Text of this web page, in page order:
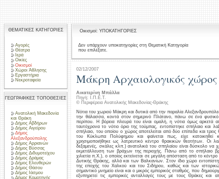
ΘΕΜΑΤΙΚΕΣ ΚΑΤΗΓΟΡΙΕΣ
Αγορές
Θέατρα
Ιερά
Οικίες
Οικισμοί
Χώροι Άθλησης
Εργαστήρια
Νεκροταφεία
ΓΕΩΓΡΑΦΙΚΕΣ ΤΟΠΟΘΕΣΙΕΣ
Ανατολική Μακεδονία
και Θράκη
Δήμος Αβδήρων
Δήμος Αιγείρου
Δήμος
Αλεξανδρούπολης
Δήμος Αρριανών
Δήμος Βύσσας
Δήμος Διδυμοτείχου
Δήμος Δράμας
Δήμος Ελευθερών
Δήμος Θάσου
Δήμος Ιάσμου
Δήμος Κομοτηνής
Οικισμοί: ΥΠΟΚΑΤΗΓΟΡΙΕΣ
Δεν υπάρχουν υποκατηγορίες στη Θεματική Κατηγορία
που επιλέξατε.
02/12/2007
Μάκρη Αρχαιολογικός χώρος
Αικατερίνη Μπάλλα
Πηγή: Ι.Π.Ε.Τ.
© Περιφέρεια Ανατολικής Μακεδονίας-Θράκης
Νότια του χωριού Μάκρη και δυτικά από την παραλία
την θάλασσα, κοντά στον σημερινό Πλάτανο, πάνω σε ένα
περίπου. Η βόρεια πλευρά του είναι ομαλή, η νότια όμως αρκετά
ταυτόχρονα το νότιο όριο της τούμπας, εντοπίστηκε σπήλαιο και
σπήλαιο, του οποίου ο χώρος αποτελείται από δύο επίπεδα και
του Κύκλωπα Πολύφημου και φαίνεται πως, είχε κατοικηθεί
χρησιμοποιήθηκε ως λατρευτικό κέντρο θρακικών θεοτήτων. Οι
δεξαμενές, σκάλες κλπ.) ανατολικά του σπηλαίου είναι δύσκολο να
εκμετάλλευση των βράχων της περιοχής. Πάνω από το σπήλαιο
χιλιετία π.Χ.), ο οποίος εκτείνεται σε μεγάλη απόσταση από το
Δυτικής Θράκης, αλλά και των Βαλκανίων. Στον ίδιο χώρο
της εποχής του Χαλκού και του Σιδήρου, καθώς και των
σημαντικό μνημείο είναι και ο μικρός εμπορικός σταθμός, που
εξυπηρετεί τις εμπορικές ανταλλαγές τους με τους Θράκες και